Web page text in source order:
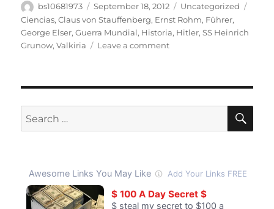
Author
bs10681973
Posted
on
September 18, 2012 Categories
Uncategorized
Ciencias,Claus von Stauffenberg, Ernst Rohm, Führer,
George Elser,Guerra Mundial, Historia, Hitler,SS Heinrich
Grunow,Valkiria Leave a commenton
En
De
Search
for: